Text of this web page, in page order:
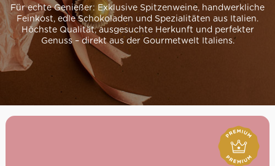
Für echte Genießer: Exklusive Spitzenweine, handwerkliche
Feinkost, edle Schokoladen und Spezialitäten aus Italien.
Höchste Qualität, ausgesuchte Herkunft und perfekter
Genuss – direkt aus der Gourmetwelt Italiens.